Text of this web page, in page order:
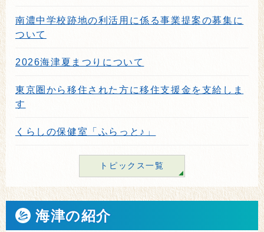
南濃中学校跡地の利活用に係る事業提案の募集に
ついて
2026海津夏まつりについて
東京圏から移住された方に移住支援金を支給しま
す
くらしの保健室「ふらっと♪」
トピックス一覧
海津の紹介